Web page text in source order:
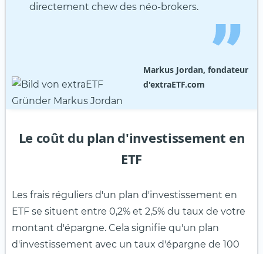
Markus Jordan, fondateur
d'extraETF.com
directement chew des néo-brokers.
Le coût du plan d'investissement en
ETF
Les frais réguliers d'un plan d'investissement en
ETF se situent entre 0,2% et 2,5% du taux de votre
montant d'épargne. Cela signifie qu'un plan
d'investissement avec un taux d'épargne de 100